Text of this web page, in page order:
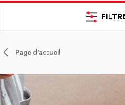
Page d'accueil